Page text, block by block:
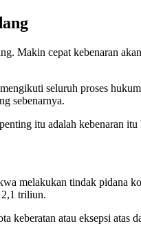
Makin cepat kebenaran
seluruh proses
sebenarnya.
itu adalah kebenaran
melakukan tindak pidana
2,1 triliun.
keberatan atau eksepsi